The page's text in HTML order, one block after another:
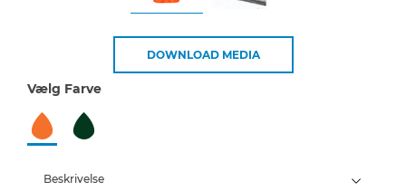
DOWNLOAD MEDIA
Vælg Farve
Beskrivelse